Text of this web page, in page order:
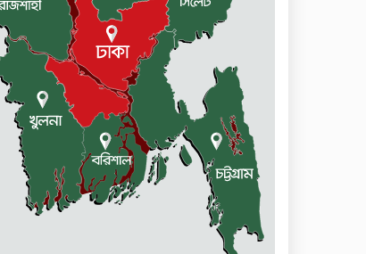
মোহনগঞ্জ উপজেলা স্বাস্থ্য কম্প্লেক্স
কর্মকর্তা ডা. মোমেনুল এর অকাল
মৃত্যু
নেত্রকোণায় মেরিট কেয়ার
অর্গানাইজেশনের উদ্যোগে ফ্রি
মেডিক্যাল ক্যাম্প অনুষ্ঠিত
মোহনগঞ্জ স্বাস্থ্য কমপ্লেক্সের ১২ জন
ডাক্তারকে কৈফিয়ত তলব